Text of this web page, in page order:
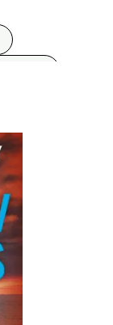
(17)